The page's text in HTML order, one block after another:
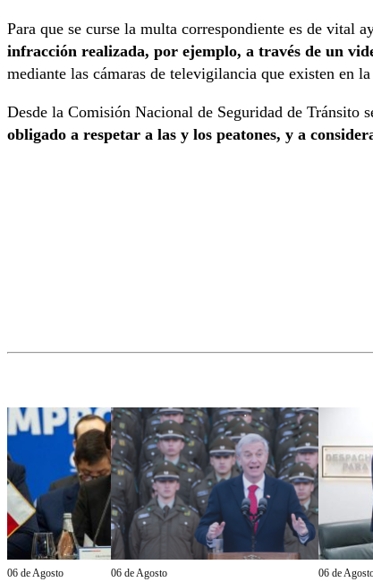
Para que se curse la multa correspondiente es de vital
infracción realizada, por ejemplo, a través de un
mediante las cámaras de televigilancia que existen en
Desde la Comisión Nacional de Seguridad de Tránsito
obligado a respetar a las y los peatones, y a
06 de Agosto
06 de Agosto
06 de